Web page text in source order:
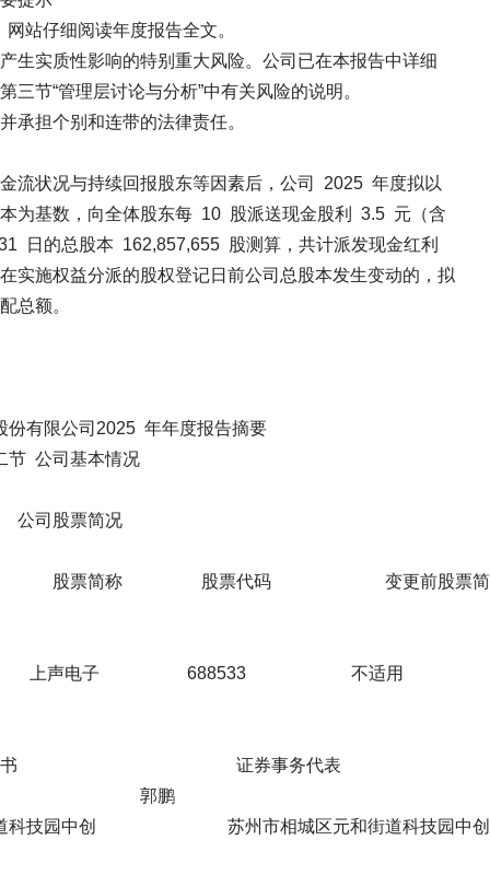
站仔细阅读年度报告全文。
实质性影响的特别重大风险。公司已在本报告中详细
节“管理层讨论与分析”中有关风险的说明。
承担个别和连带的法律责任。
状况与持续回报股东等因素后，公司 2025 年度拟以
为基数，向全体股东每 10 股派送现金股利 3.5 元（含
日的总股本 162,857,655 股测算，共计派发现金红利
实施权益分派的股权登记日前公司总股本发生变动的，拟
总额。
2025 年年度报告摘要
情况
况
股票代码 变更前股票简
688533 不适用
证券事务代表
郭鹏
园中创 苏州市相城区元和街道科技园中创